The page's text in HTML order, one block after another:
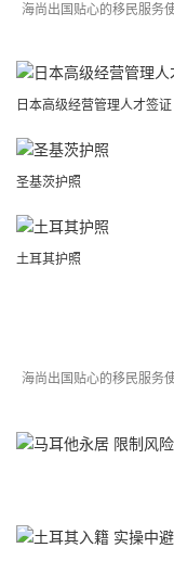
海尚出国贴心的移民服务
日本高级经营管理人才签证
圣基茨护照
土耳其护照
海尚出国贴心的移民服务